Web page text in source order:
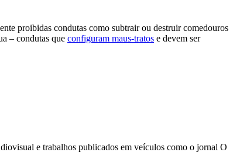
proibidas condutas como subtrair ou destruir comedouros
– condutas que configuram maus-tratos e devem ser
e trabalhos publicados em veículos como o jornal O